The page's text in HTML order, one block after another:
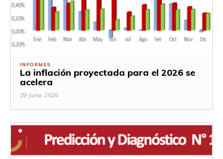
INFORMES
La inflación proyectada para el 2026 se
acelera
29 Junio, 2026